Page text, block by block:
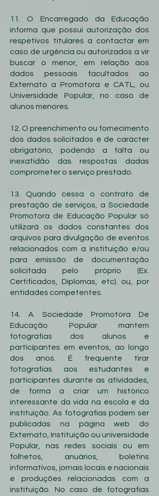
11. O Encarregado da Educação
informa que possui autorização dos
respetivos titulares a contactar em
caso de urgência ou autorizados a vir
buscar o menor, em relação aos
dados pessoais facultados ao
Externato a Promotora e CATL, ou
Universidade Popular, no caso de
alunos menores.
12. O preenchimento ou fornecimento
dos dados solicitados é de carácter
obrigatório, podendo a falta ou
inexatidão das respostas dadas
comprometer o serviço prestado.
13. Quando cessa o contrato de
prestação de serviços, a Sociedade
Promotora de Educação Popular só
utilizará os dados constantes dos
arquivos para divulgação de eventos
relacionados com a instituição e/ou
para emissão de documentação
solicitada pelo próprio (Ex.
Certificados, Diplomas, etc). ou, por
entidades competentes.
14. A Sociedade Promotora De
Educação Popular mantem
fotografias dos alunos e
participantes em eventos, ao longo
dos anos. É frequente tirar
fotografias aos estudantes e
participantes durante as atividades,
de forma a criar um histórico
interessante da vida na escola e da
instituição. As fotografias podem ser
publicadas na página web do
Externato, Instituição ou universidade
Popular, nas redes sociais ou em
folhetos, anuários, boletins
informativos, jornais locais e nacionais
e produções relacionadas com a
instituição. No caso de fotografias